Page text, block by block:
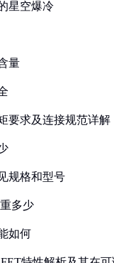
星空爆冷
量
要求及连接规范详解
规格和型号
多少
如何